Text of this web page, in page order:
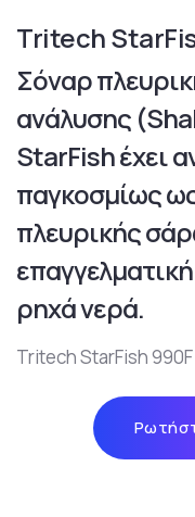
Tritech
Σόναρ
ανάλυσης
StarFish έχει
παγκοσμίως
πλευρικής
ρηχά νερά.
Tritech StarFish 990F